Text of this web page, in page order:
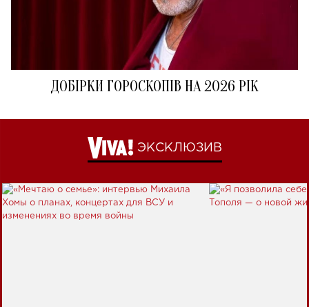
ДОБІРКИ ГОРОСКОПІВ НА 2026 РІК
ЭКСКЛЮЗИВ